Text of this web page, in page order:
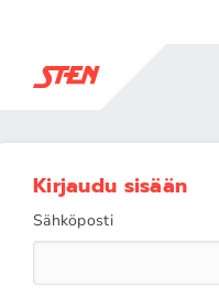
Kirjaudu sisään
Sähköposti